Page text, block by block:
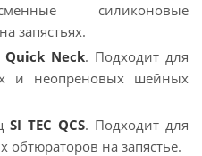
силиконовые
запястьях.
Quick Neck. Подходит для
и неопреновых шейных
SI TEC QCS. Подходит для
обтюраторов на запястье.